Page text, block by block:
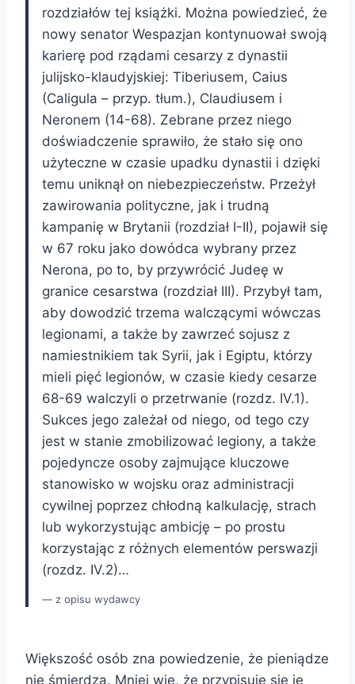
rozdziałów tej książki. Można powiedzieć, że
nowy senator Wespazjan kontynuował swoją
karierę pod rządami cesarzy z dynastii
julijsko-klaudyjskiej: Tiberiusem, Caius
(Caligula – przyp. tłum.), Claudiusem i
Neronem (14-68). Zebrane przez niego
doświadczenie sprawiło, że stało się ono
użyteczne w czasie upadku dynastii i dzięki
temu uniknął on niebezpieczeństw. Przeżył
zawirowania polityczne, jak i trudną
kampanię w Brytanii (rozdział I-II), pojawił się
w 67 roku jako dowódca wybrany przez
Nerona, po to, by przywrócić Judeę w
granice cesarstwa (rozdział III). Przybył tam,
aby dowodzić trzema walczącymi wówczas
legionami, a także by zawrzeć sojusz z
namiestnikiem tak Syrii, jak i Egiptu, którzy
mieli pięć legionów, w czasie kiedy cesarze
68-69 walczyli o przetrwanie (rozdz. IV.1).
Sukces jego zależał od niego, od tego czy
jest w stanie zmobilizować legiony, a także
pojedyncze osoby zajmujące kluczowe
stanowisko w wojsku oraz administracji
cywilnej poprzez chłodną kalkulację, strach
lub wykorzystując ambicję – po prostu
korzystając z różnych elementów perswazji
(rozdz. IV.2)…
z opisu wydawcy
Większość osób zna powiedzenie, że pieniądze
nie śmierdzą. Mniej wie, że przypisuje się je